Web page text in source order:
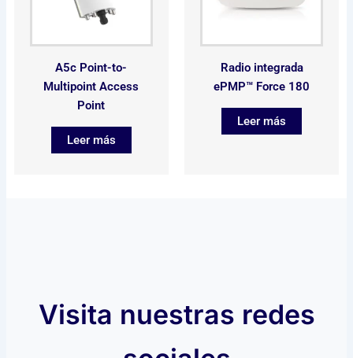
A5c Point-to-
Multipoint Access
Point
Leer más
Radio integrada
ePMP™ Force 180
Leer más
Visita nuestras redes